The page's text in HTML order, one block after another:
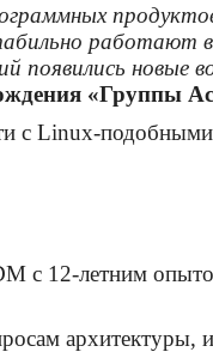
работают в
появились новые
«Группы
с Linux-
с 12-летним
архитектуры,